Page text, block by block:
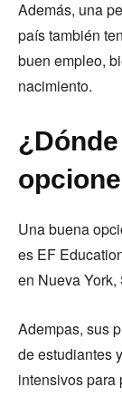
Además, una
país también
buen empleo,
nacimiento.
Una buena
es EF
en Nueva
Adempas, sus
de estudiantes
intensivos para